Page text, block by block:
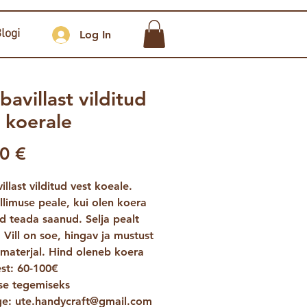
Log In
vilditud
koerale
€
vilditud vest koeale.
peale, kui olen koera
teada saanud. Selja pealt
Vill on soe, hingav ja mustust
Hind oleneb koera
60-100€
tegemiseks
ute.handycraft@gmail.com